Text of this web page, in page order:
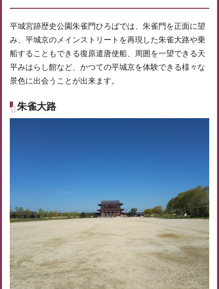
平城宮跡歴史公園朱雀門ひろばでは、朱雀門を正面に望
み、平城京のメインストリートを再現した朱雀大路や乗
船することもできる復原遣唐使船、周囲を一望できる天
平みはらし館など、かつての平城京を体験できる様々な
景色に出会うことが出来ます。
朱雀大路